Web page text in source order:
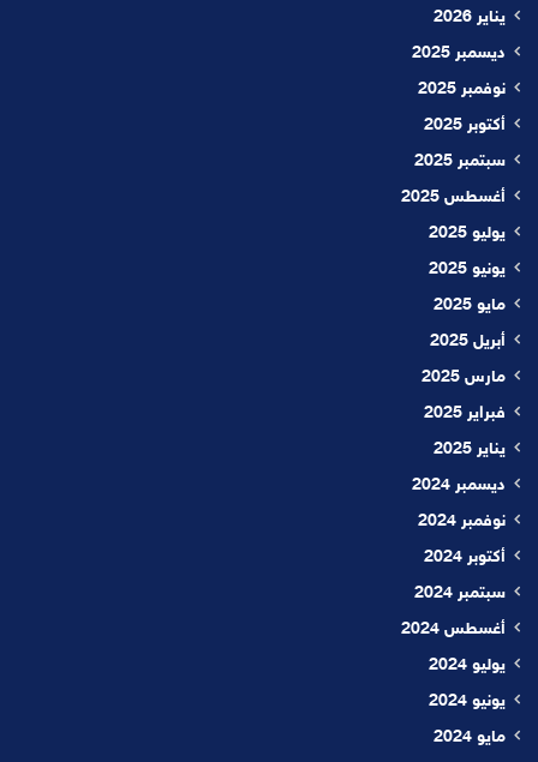
يناير 2026
ديسمبر 2025
نوفمبر 2025
أكتوبر 2025
سبتمبر 2025
أغسطس 2025
يوليو 2025
يونيو 2025
مايو 2025
أبريل 2025
مارس 2025
فبراير 2025
يناير 2025
ديسمبر 2024
نوفمبر 2024
أكتوبر 2024
سبتمبر 2024
أغسطس 2024
يوليو 2024
يونيو 2024
مايو 2024